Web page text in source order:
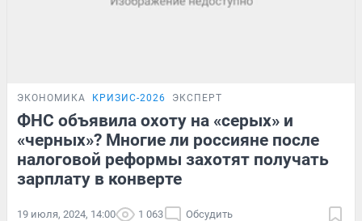
ЭКОНОМИКА КРИЗИС-2026 ЭКСПЕРТ
ФНС объявила охоту на «серых» и
«черных»? Многие ли россияне после
налоговой реформы захотят получать
зарплату в конверте
19 июля, 2024, 14:00 1 063 Обсудить